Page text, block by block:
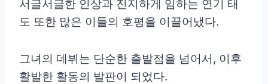
서글서글한 인상과 진지하게 임하는 연기 태
도 또한 많은 이들의 호평을 이끌어냈다.
그녀의 데뷔는 단순한 출발점을 넘어서, 이후
활발한 활동의 발판이 되었다.